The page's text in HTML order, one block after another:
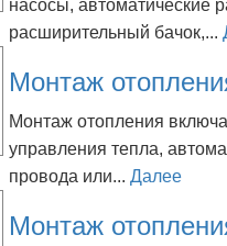
насосы, автоматические
расширительный бачок,...
Монтаж
Монтаж отопления
управления тепла,
провода или... Далее
Монтаж